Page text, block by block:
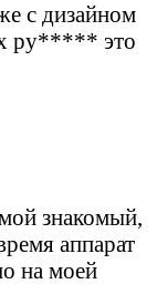
с дизайном
ру***** это
знакомый,
аппарат
на моей